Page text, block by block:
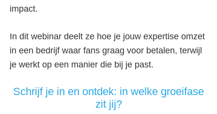
impact.
In dit webinar deelt ze hoe je jouw expertise omzet
in een bedrijf waar fans graag voor betalen, terwijl
je werkt op een manier die bij je past.
Schrijf je in en ontdek: in welke groeifase
zit jij?